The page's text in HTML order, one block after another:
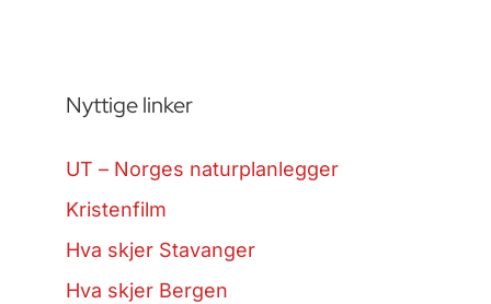
Nyttige linker
UT – Norges naturplanlegger
Kristenfilm
Hva skjer Stavanger
Hva skjer Bergen